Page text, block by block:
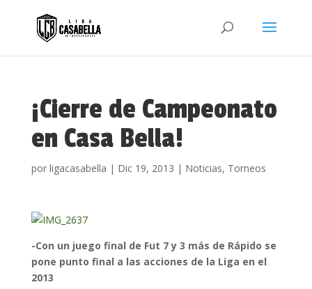
¡Cierre de Campeonato
en Casa Bella!
por ligacasabella | Dic 19, 2013 | Noticias, Torneos
-Con un juego final de Fut 7 y 3 más de Rápido se
pone punto final a las acciones de la Liga en el
2013